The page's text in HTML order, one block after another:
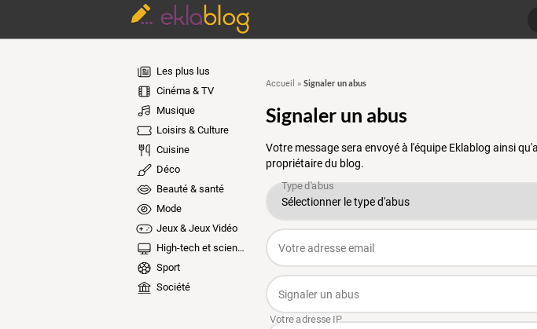
Les plus lus
Cinéma & TV
Musique
Loisirs & Culture
Cuisine
Déco
Beauté & santé
Mode
Jeux & Jeux Vidéo
High-tech et sciences
Sport
Société
Accueil » Signaler un abus
Signaler un abus
Votre message sera envoyé à l'équipe Eklablog ainsi
propriétaire du blog.